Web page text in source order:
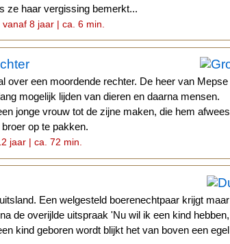
ze haar vergissing bemerkt...
8 jaar | ca. 6 min.
over een moordende rechter. De heer van Mepse
mogelijk lijden van dieren en daarna mensen.
jonge vrouw tot de zijne maken, die hem afwees
op te pakken.
jaar | ca. 72 min.
Een welgesteld boerenechtpaar krijgt maar
de overijlde uitspraak 'Nu wil ik een kind hebben,
kind geboren wordt blijkt het van boven een egel